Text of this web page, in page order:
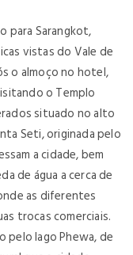
para Sarangkot,
vistas do Vale de
o almoço no hotel,
o Templo
situado no alto
Seti, originada pelo
a cidade, bem
de água a cerca de
as diferentes
trocas comerciais.
pelo lago Phewa, de